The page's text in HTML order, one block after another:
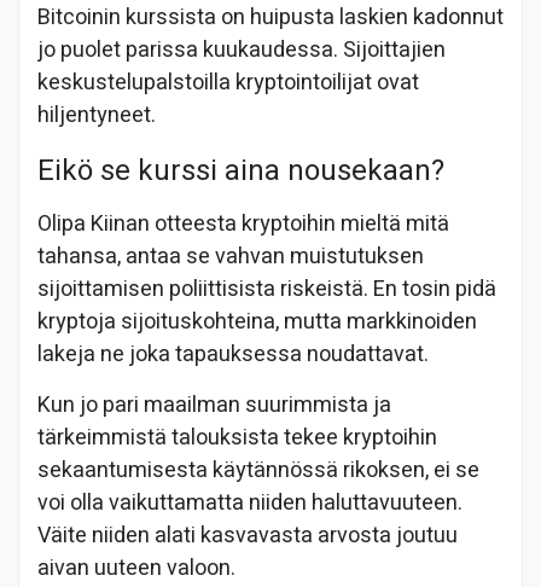
Bitcoinin kurssista on huipusta laskien kadonnut
jo puolet parissa kuukaudessa. Sijoittajien
keskustelupalstoilla kryptointoilijat ovat
hiljentyneet.
Eikö se kurssi aina nousekaan?
Olipa Kiinan otteesta kryptoihin mieltä mitä
tahansa, antaa se vahvan muistutuksen
sijoittamisen poliittisista riskeistä. En tosin pidä
kryptoja sijoituskohteina, mutta markkinoiden
lakeja ne joka tapauksessa noudattavat.
Kun jo pari maailman suurimmista ja
tärkeimmistä talouksista tekee kryptoihin
sekaantumisesta käytännössä rikoksen, ei se
voi olla vaikuttamatta niiden haluttavuuteen.
Väite niiden alati kasvavasta arvosta joutuu
aivan uuteen valoon.